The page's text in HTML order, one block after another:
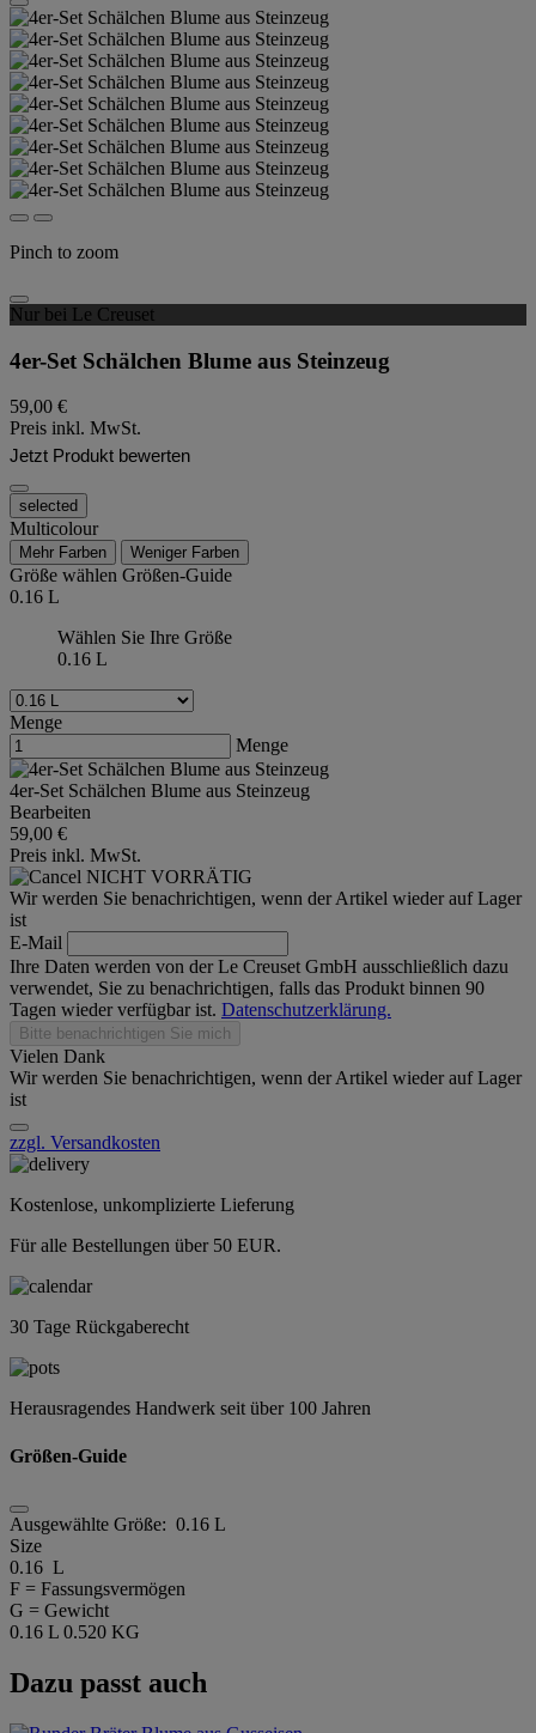
Pinch to zoom
Nur bei Le Creuset
4er-Set Schälchen Blume aus Steinzeug
59,00 €
Preis inkl. MwSt.
Jetzt Produkt bewerten
selected
Multicolour
Mehr Farben Weniger Farben
Größe wählen Größen-Guide
0.16 L
Wählen Sie Ihre Größe
0.16 L
Menge
Menge
4er-Set Schälchen Blume aus Steinzeug
Bearbeiten
59,00 €
Preis inkl. MwSt.
NICHT VORRÄTIG
Wir werden Sie benachrichtigen, wenn der Artikel wieder auf Lager
ist
E-Mail
Ihre Daten werden von der Le Creuset GmbH ausschließlich dazu
verwendet, Sie zu benachrichtigen, falls das Produkt binnen 90
Tagen wieder verfügbar ist. Datenschutzerklärung.
Bitte benachrichtigen Sie mich
Vielen Dank
Wir werden Sie benachrichtigen, wenn der Artikel wieder auf Lager
ist
zzgl. Versandkosten
Kostenlose, unkomplizierte Lieferung
Für alle Bestellungen über 50 EUR.
30 Tage Rückgaberecht
Herausragendes Handwerk seit über 100 Jahren
Größen-Guide
Ausgewählte Größe: 0.16 L
Size
0.16 L
F = Fassungsvermögen
G = Gewicht
0.16 L 0.520 KG
Dazu passt auch